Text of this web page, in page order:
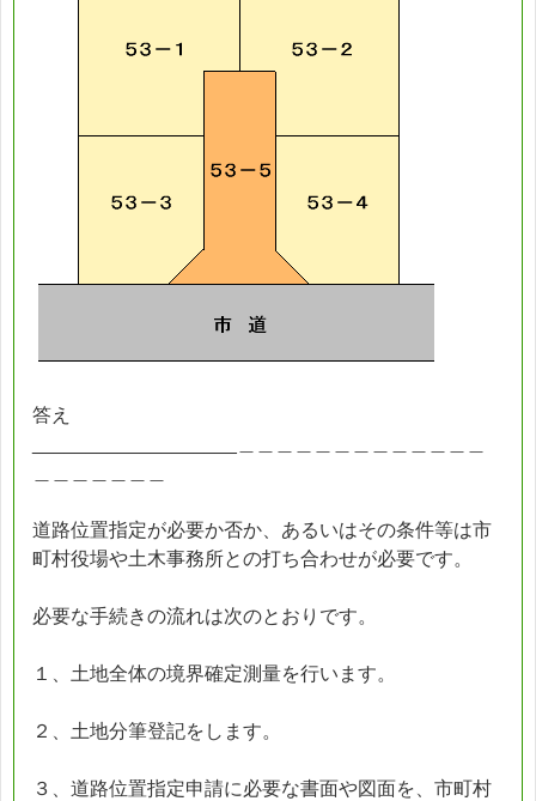
答え
道路位置指定が必要か否か、あるいはその条件等は市
町村役場や土木事務所との打ち合わせが必要です。
必要な手続きの流れは次のとおりです。
１、土地全体の境界確定測量を行います。
２、土地分筆登記をします。
３、道路位置指定申請に必要な書面や図面を、市町村